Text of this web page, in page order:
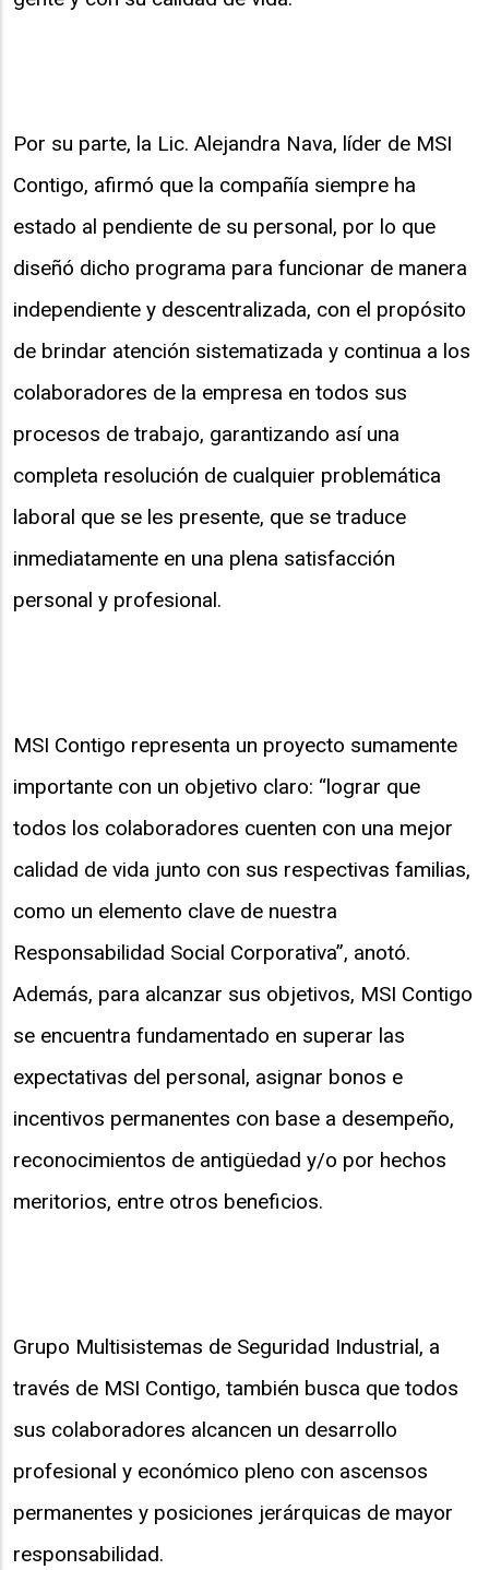
Por su parte, la Lic. Alejandra Nava, líder de MSI
Contigo, afirmó que la compañía siempre ha
estado al pendiente de su personal, por lo que
diseñó dicho programa para funcionar de manera
independiente y descentralizada, con el propósito
de brindar atención sistematizada y continua a los
colaboradores de la empresa en todos sus
procesos de trabajo, garantizando así una
completa resolución de cualquier problemática
laboral que se les presente, que se traduce
inmediatamente en una plena satisfacción
personal y profesional.
MSI Contigo representa un proyecto sumamente
importante con un objetivo claro: “lograr que
todos los colaboradores cuenten con una mejor
calidad de vida junto con sus respectivas familias,
como un elemento clave de nuestra
Responsabilidad Social Corporativa”, anotó.
Además, para alcanzar sus objetivos, MSI Contigo
se encuentra fundamentado en superar las
expectativas del personal, asignar bonos e
incentivos permanentes con base a desempeño,
reconocimientos de antigüedad y/o por hechos
meritorios, entre otros beneficios.
Grupo Multisistemas de Seguridad Industrial, a
través de MSI Contigo, también busca que todos
sus colaboradores alcancen un desarrollo
profesional y económico pleno con ascensos
permanentes y posiciones jerárquicas de mayor
responsabilidad.